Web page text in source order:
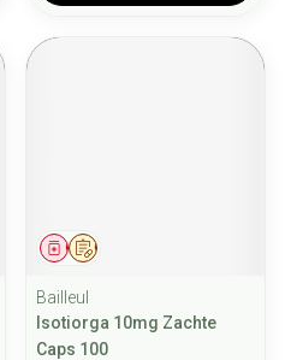
Op voorschrift
Geneesmiddel
Bailleul
Isotiorga 10mg Zachte
Caps 100